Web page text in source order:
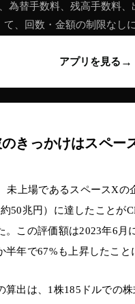
為替手数料、残高手数料
て、回数・金額の制限なし
アプリを見る →
きっかけはスペー
未上場であるスペースXの
50兆円）に達したことが
。この評価額は2023年6月
半年で67%も上昇したこと
算出は、1株185ドルでの